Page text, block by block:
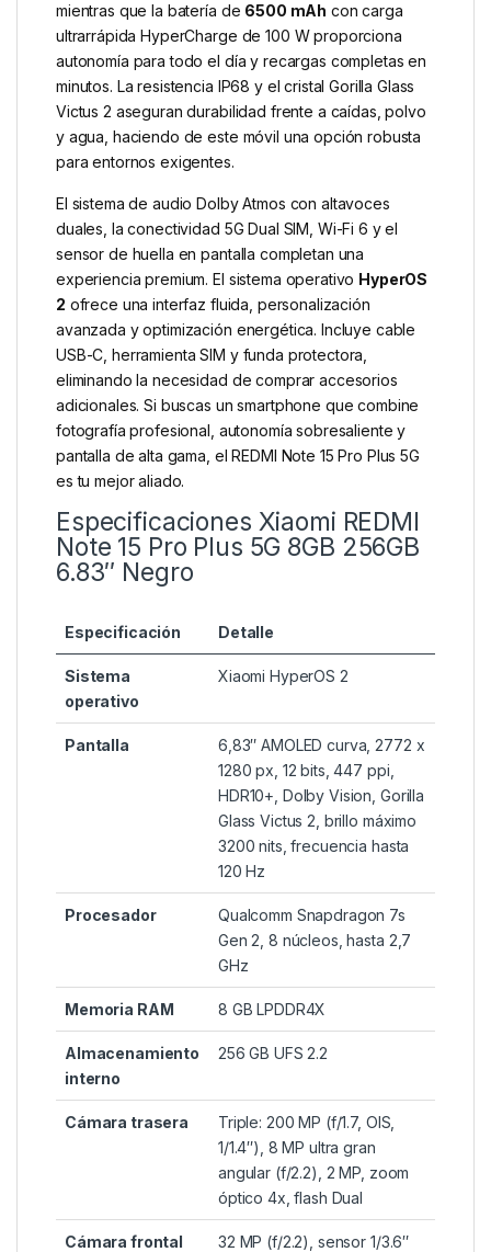
mientras que la batería de 6500 mAh con carga
ultrarrápida HyperCharge de 100 W proporciona
autonomía para todo el día y recargas completas en
minutos. La resistencia IP68 y el cristal Gorilla Glass
Victus 2 aseguran durabilidad frente a caídas, polvo
y agua, haciendo de este móvil una opción robusta
para entornos exigentes.
El sistema de audio Dolby Atmos con altavoces
duales, la conectividad 5G Dual SIM, Wi-Fi 6 y el
sensor de huella en pantalla completan una
experiencia premium. El sistema operativo HyperOS
2 ofrece una interfaz fluida, personalización
avanzada y optimización energética. Incluye cable
USB-C, herramienta SIM y funda protectora,
eliminando la necesidad de comprar accesorios
adicionales. Si buscas un smartphone que combine
fotografía profesional, autonomía sobresaliente y
pantalla de alta gama, el REDMI Note 15 Pro Plus 5G
es tu mejor aliado.
Especificaciones Xiaomi REDMI
Note 15 Pro Plus 5G 8GB 256GB
6.83″ Negro
Especificación Detalle
Sistema
operativo
Xiaomi HyperOS 2
Pantalla
6,83″ AMOLED curva, 2772 x
1280 px, 12 bits, 447 ppi,
HDR10+, Dolby Vision, Gorilla
Glass Victus 2, brillo máximo
3200 nits, frecuencia hasta
120 Hz
Procesador
Qualcomm Snapdragon 7s
Gen 2, 8 núcleos, hasta 2,7
GHz
Memoria RAM 8 GB LPDDR4X
Almacenamiento
interno
256 GB UFS 2.2
Cámara trasera
Triple: 200 MP (f/1.7, OIS,
1/1.4″), 8 MP ultra gran
angular (f/2.2), 2 MP, zoom
óptico 4x, flash Dual
Cámara frontal 32 MP (f/2.2), sensor 1/3.6″